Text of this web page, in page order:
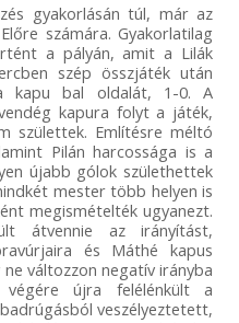
gyakorlásán túl, már az
számára. Gyakorlatilag
a pályán, amit a Lilák
szép összjáték után
kapu bal oldalát, 1-0. A
kapura folyt a játék,
születtek. Említésre méltó
Pilán harcossága is a
újabb gólok születhettek
mester több helyen is
megismételték ugyanezt.
átvennie az irányítást,
és Máthé kapus
változzon negatív irányba
újra felélénkült a
veszélyeztetett,